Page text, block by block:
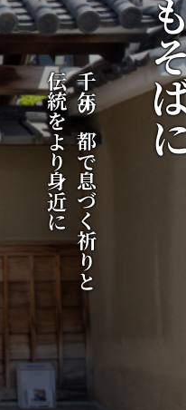
千年の都で息づく祈りと
伝統をより身近に